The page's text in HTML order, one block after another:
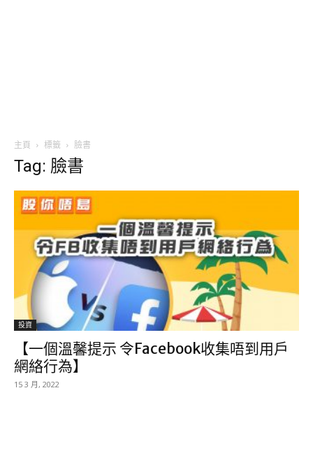
主頁 標籤 臉書
Tag: 臉書
投資
【一個溫馨提示 令Facebook收集唔到用戶
網絡行為】
15 3 月, 2022